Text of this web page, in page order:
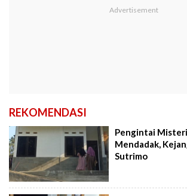
REKOMENDASI
Pengintai
Mendadak,
Sutrimo